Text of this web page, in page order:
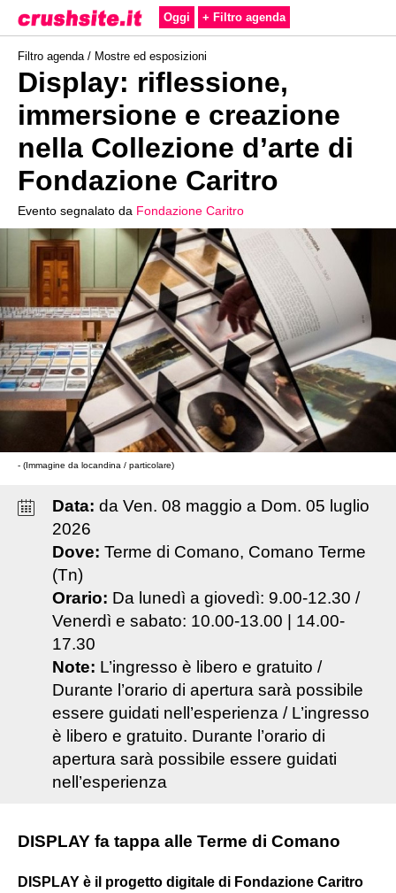
Oggi + Filtro agenda
Filtro agenda / Mostre ed esposizioni
Display: riflessione,
immersione e creazione
nella Collezione d’arte di
Fondazione Caritro
Evento segnalato da Fondazione Caritro
- (Immagine da locandina / particolare)
Data: da Ven. 08 maggio a Dom. 05 luglio
2026
Dove: Terme di Comano, Comano Terme
(Tn)
Orario: Da lunedì a giovedì: 9.00-12.30 /
Venerdì e sabato: 10.00-13.00 | 14.00-
17.30
Note: L’ingresso è libero e gratuito /
Durante l’orario di apertura sarà possibile
essere guidati nell’esperienza / L’ingresso
è libero e gratuito. Durante l’orario di
apertura sarà possibile essere guidati
nell’esperienza
DISPLAY fa tappa alle Terme di Comano
DISPLAY è il progetto digitale di Fondazione Caritro